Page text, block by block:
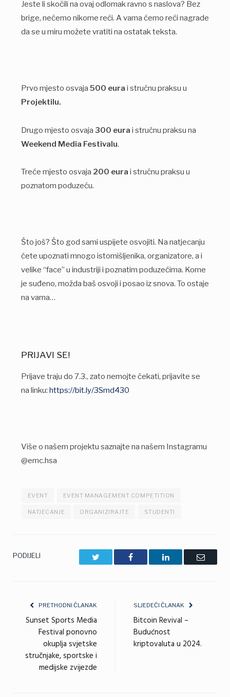
Jeste li skočili na ovaj odlomak ravno s naslova? Bez
brige, nećemo nikome reći. A vama ćemo reći nagrade
da se u miru možete vratiti na ostatak teksta.
Prvo mjesto osvaja 500 eura i stručnu praksu u
Projektilu.
Drugo mjesto osvaja 300 eura i stručnu praksu na
Weekend Media Festivalu.
Treće mjesto osvaja 200 eura i stručnu praksu u
poznatom poduzeću.
Što još? Što god sami uspijete osvojiti. Na natjecanju
ćete upoznati mnogo istomišljenika, organizatore, a i
velike “face” u industriji i poznatim poduzećima. Kome
je suđeno, možda baš osvoji i posao iz snova. To ostaje
na vama…
PRIJAVI SE!
Prijave traju do 7.3., zato nemojte čekati, prijavite se
na linku: https://bit.ly/3Smd430
Više o našem projektu saznajte na našem Instagramu
@emc.hsa
EVENT EVENT MANAGEMENT COMPETITION
NATJECANJE ORGANIZIRAJTE STUDENTI
PODIJELI Facebook LinkedIn Email
PRETHODNI ČLANAK
Sunset Sports Media
Festival ponovno
okuplja svjetske
stručnjake, sportske i
medijske zvijezde
SLJEDEĆI ČLANAK
Bitcoin Revival –
Budućnost
kriptovaluta u 2024.